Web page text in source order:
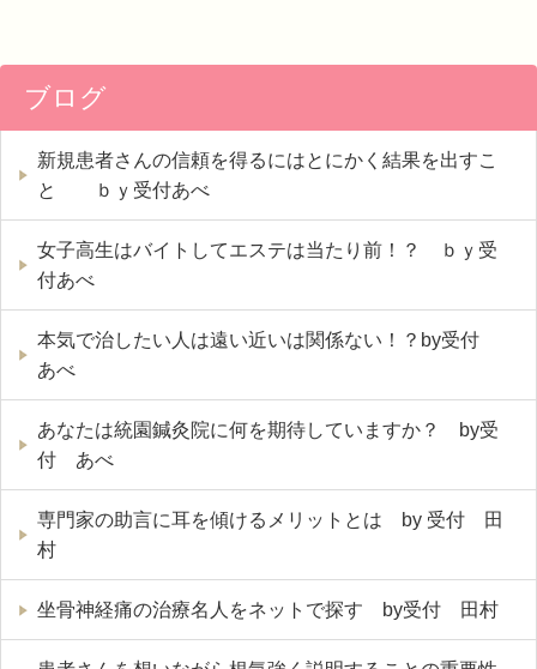
ブログ
新規患者さんの信頼を得るにはとにかく結果を出すこ
と ｂｙ受付あべ
女子高生はバイトしてエステは当たり前！？ ｂｙ受
付あべ
本気で治したい人は遠い近いは関係ない！？by受付
あべ
あなたは統園鍼灸院に何を期待していますか？ by受
付 あべ
専門家の助言に耳を傾けるメリットとは by 受付 田
村
坐骨神経痛の治療名人をネットで探す by受付 田村